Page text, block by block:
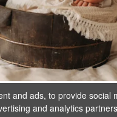
and ads, to provide
and analytics